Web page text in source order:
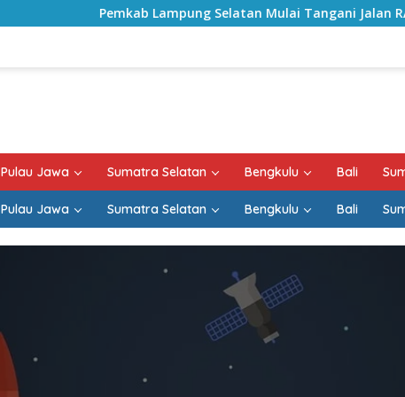
Pemkab Lampung Selatan Mulai Tangani Jalan RA
Pulau Jawa Sumatra Selatan Bengkulu Bali
Pulau Jawa Sumatra Selatan Bengkulu Bali